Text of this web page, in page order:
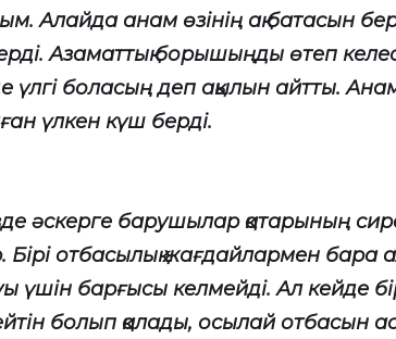
Алайда анам өзінің ақ батасын
Азаматтық борышыңды өтеп
үлгі боласың деп ақылын айтты.
үлкен күш берді.
әскерге барушылар қатарының
Бірі отбасылық жағдайлармен бара
үшін барғысы келмейді. Ал кейде
болып қалады, осылай отбасын